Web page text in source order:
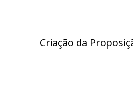
Criação da